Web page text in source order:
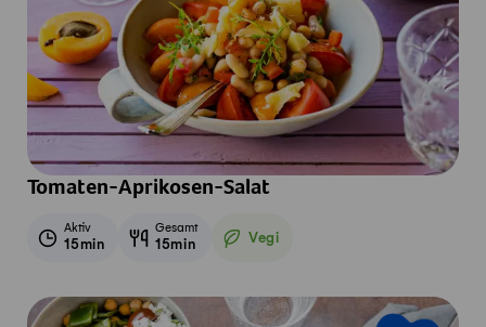
Tomaten-Aprikosen-Salat
Aktiv
15min
Gesamt
15min Vegi
Vegetarisch